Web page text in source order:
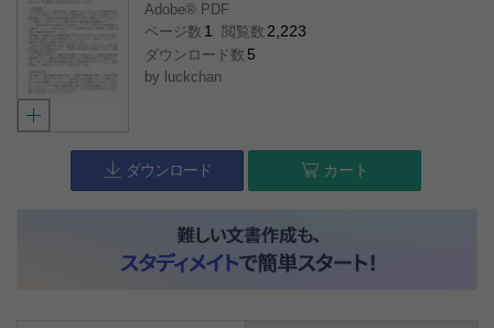
Adobe® PDF
ページ数 1 閲覧数 2,223
ダウンロード数 5
by luckchan
ダウンロード カート